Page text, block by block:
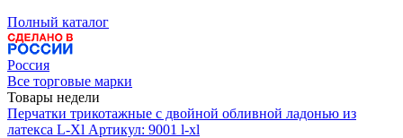
Полный каталог
Россия
Все торговые марки
Товары недели
Перчатки трикотажные с двойной обливной ладонью из
латекса L-Xl Артикул: 9001 l-xl